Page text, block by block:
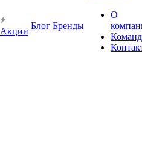
Акции
Блог Бренды
О